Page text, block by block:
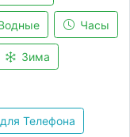
Часы
Зима
Телефона